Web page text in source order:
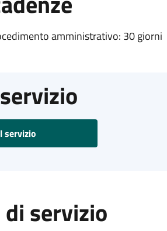
amministrativo: 30 giorni
servizio
servizio